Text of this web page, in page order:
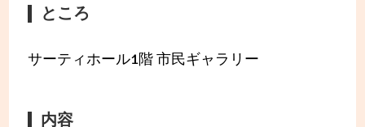
ところ
サーティホール1階 市民ギャラリー
内容